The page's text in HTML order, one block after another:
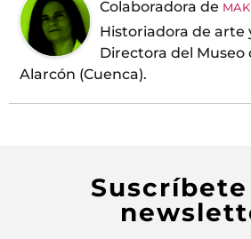
Colaboradora de
Historiadora de arte
Directora del Museo
Alarcón (Cuenca).
Suscríbete